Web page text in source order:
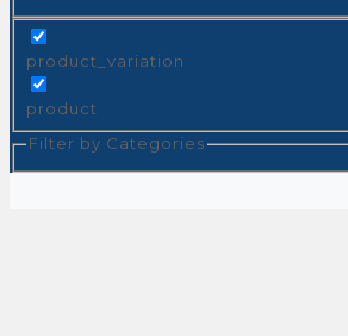
product_variation
product
Filter by Categories